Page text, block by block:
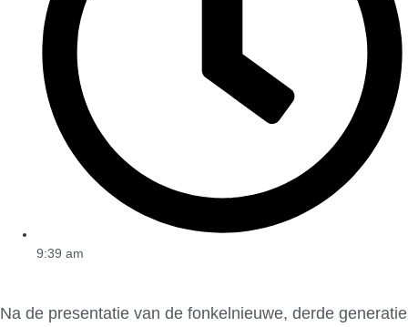
9:39 am
Na de presentatie van de fonkelnieuwe, derde generatie